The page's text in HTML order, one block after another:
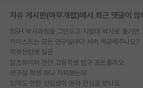
자유 게시판(아무개랩)에서 최근 댓글이 많
카이스트는 모든 연구실마다 서버 제공해주나요?
학부신입생 질문
알츠하이머 관련 고등학생 탐구 포트폴리오
연구실 학생 하나 자퇴했는데
입학도 안한 신입생이 원래 관심을 받나요